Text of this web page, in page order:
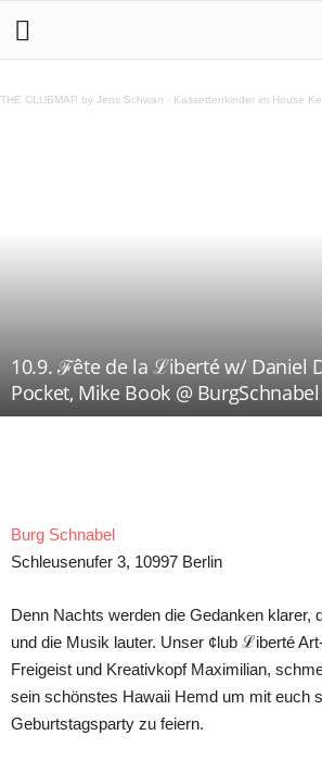
THE CLUBMAP by Jens Schwan · Kassettenkinder im House
10.9. ℱête de la ℒiberté w/ Daniel
Pocket, Mike Book @ BurgSchnabel
Burg Schnabel
Schleusenufer 3, 10997 Berlin
Denn Nachts werden die Gedanken klarer,
und die Musik lauter. Unser ¢lub ℒiberté
Freigeist und Kreativkopf Maximilian,
sein schönstes Hawaii Hemd um mit euch
Geburtstagsparty zu feiern.